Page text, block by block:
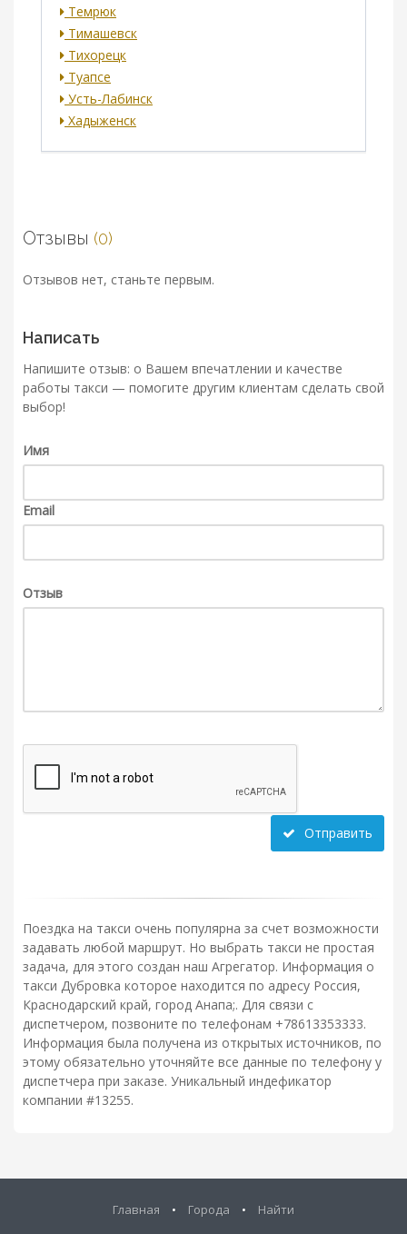
Темрюк
Тимашевск
Тихорецк
Туапсе
Усть-Лабинск
Хадыженск
Отзывы (0)
Отзывов нет, станьте первым.
Написать
Напишите отзыв: о Вашем впечатлении и качестве
работы такси — помогите другим клиентам сделать свой
выбор!
Имя
Email
Отзыв
Отправить
Поездка на такси очень популярна за счет возможности
задавать любой маршрут. Но выбрать такси не простая
задача, для этого создан наш Агрегатор. Информация о
такси Дубровка которое находится по адресу Россия,
Краснодарский край, город Анапа;. Для связи с
диспетчером, позвоните по телефонам +78613353333.
Информация была получена из открытых источников, по
этому обязательно уточняйте все данные по телефону у
диспетчера при заказе. Уникальный индефикатор
компании #13255.
Главная • Города • Найти